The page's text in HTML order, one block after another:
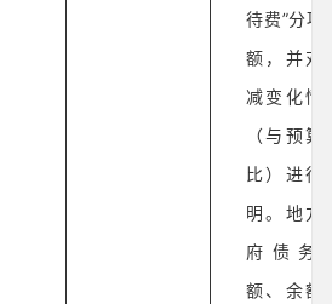
待费”分项
额，并对
减变化情
（与预算
比）进行
明。地方
府债务
额、余额